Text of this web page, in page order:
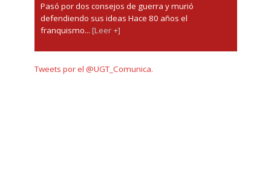
Pasó por dos consejos de guerra y murió
defendiendo sus ideas Hace 80 años el
franquismo... [Leer +]
Tweets por el @UGT_Comunica.